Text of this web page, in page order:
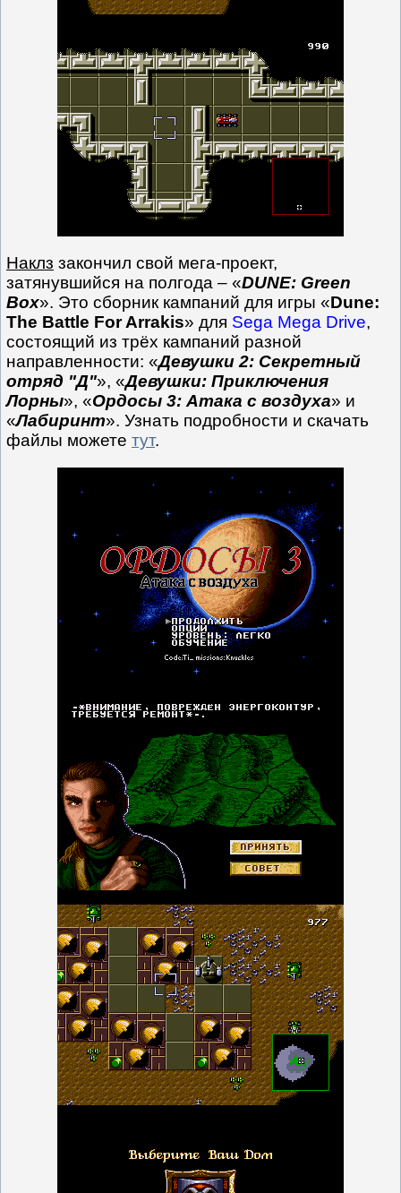
Наклз закончил свой мега-проект,
затянувшийся на полгода – «DUNE: Green
Box». Это сборник кампаний для игры «Dune:
The Battle For Arrakis» для Sega Mega Drive,
состоящий из трёх кампаний разной
направленности: «Девушки 2: Секретный
отряд "Д"», «Девушки: Приключения
Лорны», «Ордосы 3: Атака с воздуха» и
«Лабиринт». Узнать подробности и скачать
файлы можете тут.